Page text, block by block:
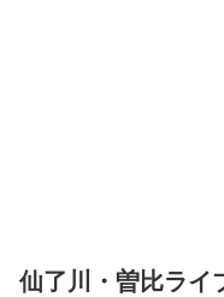
仙了川・曽比ライ